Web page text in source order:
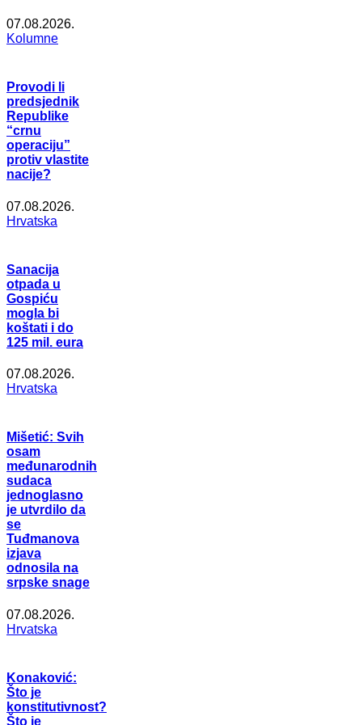
07.08.2026.
Kolumne
Provodi li
predsjednik
Republike
“crnu
operaciju”
protiv vlastite
nacije?
07.08.2026.
Hrvatska
Sanacija
otpada u
Gospiću
mogla bi
koštati i do
125 mil. eura
07.08.2026.
Hrvatska
Mišetić: Svih
osam
međunarodnih
sudaca
jednoglasno
je utvrdilo da
se
Tuđmanova
izjava
odnosila na
srpske snage
07.08.2026.
Hrvatska
Konaković:
Što je
konstitutivnost?
Što je